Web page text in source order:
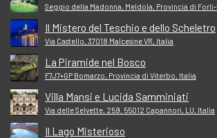
Seggio della Madonna, Meldola, Provincia di Forlì-
Il Mistero del Teschio e dello Scheletro
Via Castello, 37018 Malcesine VR, Italia
La Piramide nel Bosco
F7J7+GP Bomarzo, Provincia di Viterbo, Italia
Villa Mansi e Lucida Samminiati
Via delle Selvette, 259, 55012 Capannori, LU, Italia
Il Lago Misterioso